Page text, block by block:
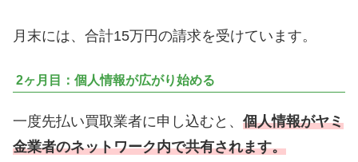
月末には、合計15万円の請求を受けています。
2ヶ月目：個人情報が広がり始める
一度先払い買取業者に申し込むと、 個人情報がヤミ
金業者のネットワーク内で共有されます。